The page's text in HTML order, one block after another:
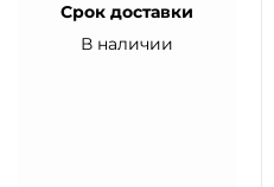
Срок доставки
В наличии